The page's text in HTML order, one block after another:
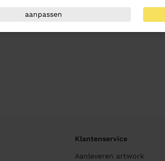
Klantenservice
Aanleveren artwork
aanpassen